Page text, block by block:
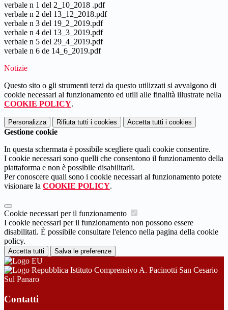
verbale n 1 del 2_10_2018 .pdf
verbale n 2 del 13_12_2018.pdf
verbale n 3 del 19_2_2019.pdf
verbale n 4 del 13_3_2019.pdf
verbale n 5 del 29_4_2019.pdf
verbale n 6 de 14_6_2019.pdf
Notizie
Questo sito o gli strumenti terzi da questo utilizzati si avvalgono di
cookie necessari al funzionamento ed utili alle finalità illustrate nella
COOKIE POLICY.
Personalizza Rifiuta tutti i cookies Accetta tutti i cookies
Gestione cookie
In questa schermata è possibile scegliere quali cookie consentire.
I cookie necessari sono quelli che consentono il funzionamento della
piattaforma e non è possibile disabilitarli.
Per conoscere quali sono i cookie necessari al funzionamento potete
visionare la COOKIE POLICY.
Cookie necessari per il funzionamento
I cookie necessari per il funzionamento non possono essere
disabilitati. È possibile consultare l'elenco nella pagina della cookie
policy.
Accetta tutti Salva le preferenze
Istituto Comprensivo A. Pacinotti San Cesario
Sul Panaro
Contatti